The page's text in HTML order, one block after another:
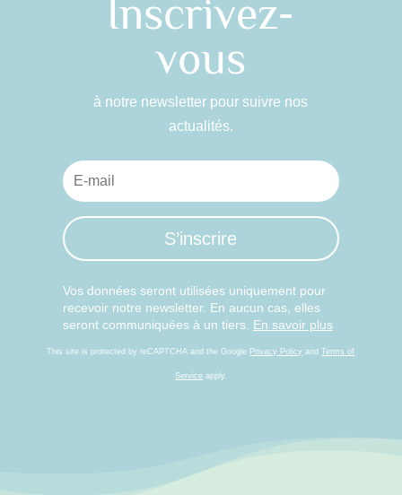
Inscrivez-
vous
à notre newsletter pour suivre nos
actualités.
S’inscrire
Vos données seront utilisées uniquement pour
recevoir notre newsletter. En aucun cas, elles
seront communiquées à un tiers. En savoir plus
This site is protected by reCAPTCHA and the Google Privacy Policy andTerms of
Serviceapply.